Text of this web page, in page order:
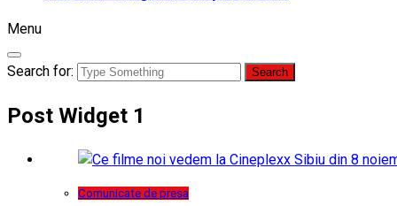
Menu
Search for:
Post Widget 1
Comunicate de presa